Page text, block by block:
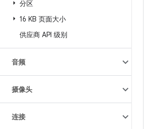
分区
16 KB 页面大小
供应商 API 级别
音频
摄像头
连接